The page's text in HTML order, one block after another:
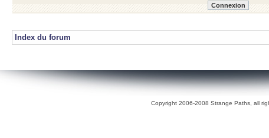
Index du forum
Copyright 2006-2008 Strange Paths, all